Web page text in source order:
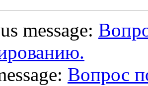
message:
Вопрос